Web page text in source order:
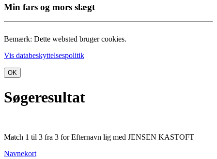
Min fars og mors slægt
Bemærk: Dette websted bruger cookies.
Vis databeskyttelsespolitik
OK
Søgeresultat
Match 1 til 3 fra 3 for Efternavn lig med JENSEN KASTOFT
Navnekort